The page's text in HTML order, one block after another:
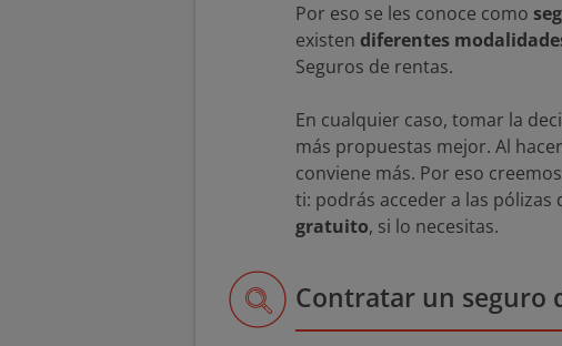
Por eso se les conoce como
existen diferentes
Seguros de rentas.
En cualquier caso, tomar la
más propuestas mejor. Al
conviene más. Por eso
ti: podrás acceder a las
gratuito, si lo necesitas.
Contratar un seguro